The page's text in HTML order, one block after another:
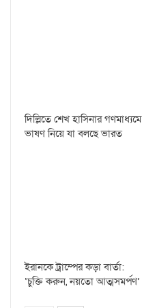
দিল্লিতে শেখ হাসিনার গণমাধ্যমে
ভাষণ নিয়ে যা বলছে ভারত
ইরানকে ট্রাম্পের কড়া বার্তা:
‘চুক্তি করুন, নয়তো আত্মসমর্পণ’